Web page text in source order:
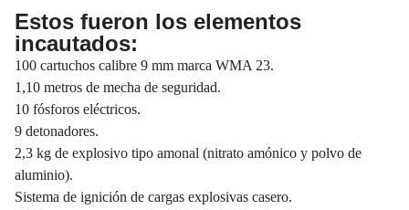
Estos fueron los elementos
incautados:
100 cartuchos calibre 9 mm marca WMA 23.
1,10 metros de mecha de seguridad.
10 fósforos eléctricos.
9 detonadores.
2,3 kg de explosivo tipo amonal (nitrato amónico y polvo de
aluminio).
Sistema de ignición de cargas explosivas casero.